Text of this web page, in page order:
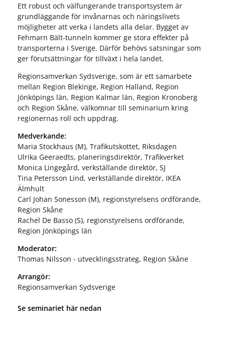
Ett robust och välfungerande transportsystem är
grundläggande för invånarnas och näringslivets
möjligheter att verka i landets alla delar. Bygget av
Fehmarn Bält-tunneln kommer ge stora effekter på
transporterna i Sverige. Därför behövs satsningar som
ger förutsättningar för tillväxt i hela landet.
Regionsamverkan Sydsverige, som är ett samarbete
mellan Region Blekinge, Region Halland, Region
Jönköpings län, Region Kalmar län, Region Kronoberg
och Region Skåne, välkomnar till seminarium kring
regionernas roll och uppdrag.
Medverkande:
Maria Stockhaus (M), Trafikutskottet, Riksdagen
Ulrika Geeraedts, planeringsdirektör, Trafikverket
Monica Lingegård, verkställande direktör, SJ
Tina Petersson Lind, verkställande direktör, IKEA
Älmhult
Carl Johan Sonesson (M), regionstyrelsens ordförande,
Region Skåne
Rachel De Basso (S), regionstyrelsens ordförande,
Region Jönköpings län
Moderator:
Thomas Nilsson - utvecklingsstrateg, Region Skåne
Arrangör:
Regionsamverkan Sydsverige
Se seminariet här nedan